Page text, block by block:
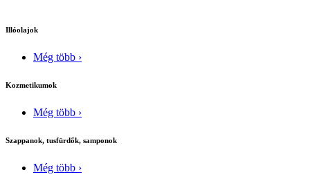
Illóolajok
Még több ›
Kozmetikumok
Még több ›
Szappanok, tusfürdők, samponok
Még több ›